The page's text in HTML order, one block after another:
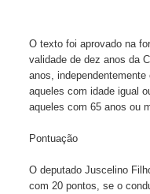
O texto foi aprovado na
validade de dez anos da
anos,
aqueles com idade igual
aqueles com 65 anos ou
Pontuação
O deputado Juscelino
com 20 pontos, se o